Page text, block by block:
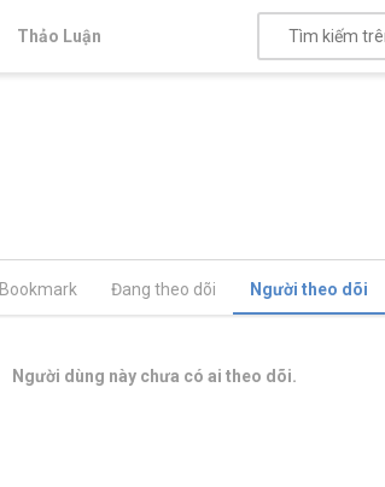
Thảo Luận
Bookmark Đang theo dõi Người theo dõi
Người dùng này chưa có ai theo dõi.